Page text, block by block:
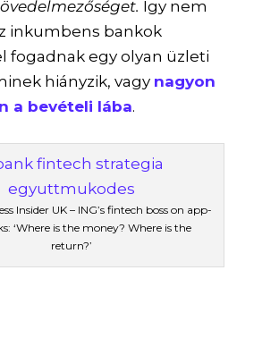
Így nem
inkumbens bankok
fogadnak egy olyan üzleti
hiányzik, vagy nagyon
a bevételi lába.
Insider UK – ING’s fintech boss on app-
‘Where is the money? Where is the
return?’